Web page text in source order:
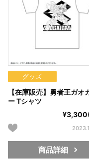
グッズ
【在庫販売】勇者王ガオ
ー Tシャツ
商品詳細